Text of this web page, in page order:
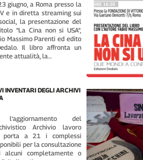
giugno, a Roma presso la
e in diretta streaming sui
la presentazione del
"La Cina non si USA",
Massimo Parenti ed edito
Il libro affronta un
attualità, la…
INVENTARI DEGLI ARCHIVI
l'aggiornamento del
Archivio lavoro
porta a 21 i complessi
per la consultazione
alcuni completamente o